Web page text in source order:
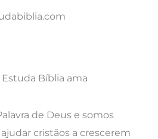
Bíblia ama
de Deus e somos
cristãos a crescerem